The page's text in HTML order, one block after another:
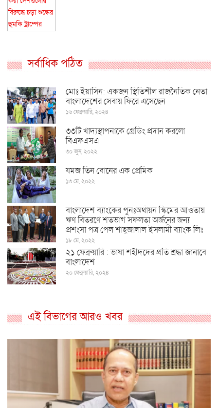
সর্বাধিক পঠিত
মোঃ ইয়াসিন: একজন স্থিতিশীল রাজনৈতিক নেতা
বাংলাদেশের সেবায় ফিরে এসেছেন
১৬ ফেব্রুয়ারি, ২০২৪
৩৩টি খাদ্যস্থাপনাকে গ্রেডিং প্রদান করলো
বিএফএসএ
৩০ জুন, ২০২২
যমজ তিন বোনের এক প্রেমিক
১৩ মে, ২০২২
বাংলাদেশ ব্যাংকের পুনঃঅর্থায়ন স্কিমের আওতায়
ঋণ বিতরণে শতভাগ সফলতা অর্জনের জন্য
প্রশংসা পত্র পেল শাহ্জালাল ইসলামী ব্যাংক লিঃ
১৮ মে, ২০২২
২১ ফেব্রুয়ারি : ভাষা শহীদদের প্রতি শ্রদ্ধা জানাবে
বাংলাদেশ
২০ ফেব্রুয়ারি, ২০২৪
এই বিভাগের আরও খবর